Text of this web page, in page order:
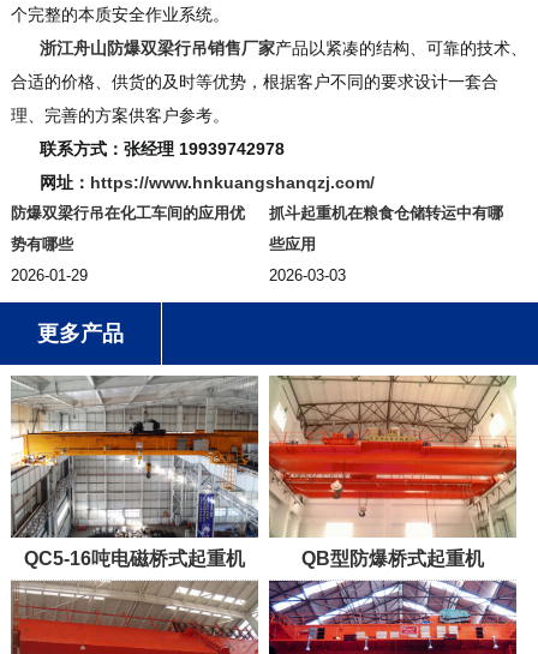
个完整的本质安全作业系统。
浙江舟山防爆双梁行吊销售厂家产品以紧凑的结构、可靠的技术、
合适的价格、供货的及时等优势，根据客户不同的要求设计一套合
理、完善的方案供客户参考。
联系方式：张经理 19939742978
网址： https://www.hnkuangshanqzj.com/
防爆双梁行吊在化工车间的应用优
势有哪些
2026-01-29
抓斗起重机在粮食仓储转运中有哪
些应用
2026-03-03
更多产品
QC5-16吨电磁桥式起重机 QB型防爆桥式起重机